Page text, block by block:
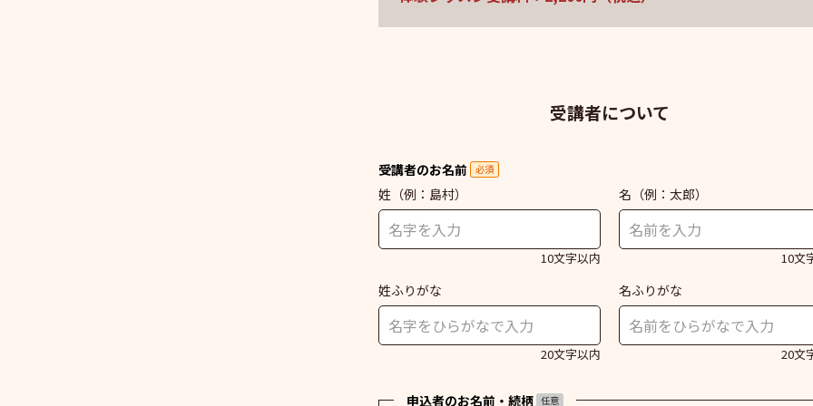
受講者について
受講者のお名前 必須
姓 （例：島村）
10文字以内
名 （例：太郎）
10文
姓ふりがな
20文字以内
名ふりがな
20文
申込者のお名前・続柄 任意